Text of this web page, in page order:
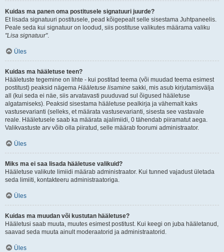
Kuidas ma panen oma postitusele signatuuri juurde?
Et lisada signatuuri postitusele, pead kõigepealt selle sisestama Juhtpaneelis.
Peale seda kui signatuur on loodud, siis postituse valikutes määrama valiku
"Lisa signatuur".
Üles
Kuidas ma hääletuse teen?
Hääletuste tegemine on lihte - kui postitad teema (või muudad teema esimest
postitust) peaksid nägema Hääletuse lisamine sakki, mis asub kirjutamisvälja
all (kui seda ei näe, siis arvatavasti puuduvad sul õigused hääletuse
algatamiseks). Peaksid sisestama hääletuse pealkirja ja vähemalt kaks
vastusevarianti (selleks, et määrata vastusevarianti, sisesta see vastavale
reale. Hääletusele saab ka määrata ajalimiidi, 0 tähendab piiramatut aega.
Valikvastuste arv võib olla piiratud, selle määrab foorumi administraator.
Üles
Miks ma ei saa lisada hääletuse valikuid?
Hääletuse valikute limiidi määrab administraator. Kui tunned vajadust ületada
seda limiiti, kontakteeru administraatoriga.
Üles
Kuidas ma muudan või kustutan hääletuse?
Hääletusi saab muuta, muutes esimest postitust. Kui keegi on juba hääletanud,
saavad seda muuta ainult moderaatorid ja administraatorid.
Üles